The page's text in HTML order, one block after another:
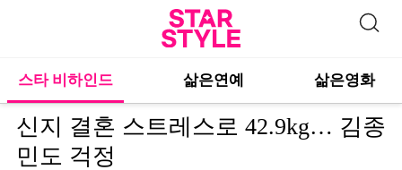
스타 비하인드 삶은연예 삶은영화
신지 결혼 스트레스로 42.9kg… 김종
민도 걱정